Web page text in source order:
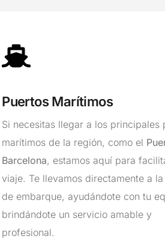
Puertos Marítimos
Si necesitas llegar a los principales
marítimos de la región, como el
Barcelona, estamos aquí para
viaje. Te llevamos directamente a
de embarque, ayudándote con tu
brindándote un servicio amable y
profesional.